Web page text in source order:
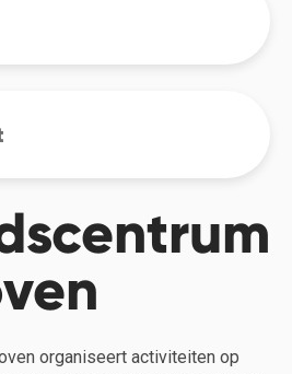
organiseert activiteiten op